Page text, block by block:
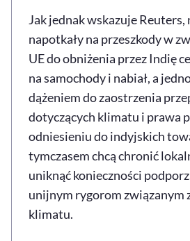
Jak jednak wskazuje Reuters,
napotkały na przeszkody w
UE do obniżenia przez Indię
na samochody i nabiał, a
dążeniem do zaostrzenia
dotyczących klimatu i prawa
odniesieniu do indyjskich
tymczasem chcą chronić
uniknąć konieczności
unijnym rygorom związanym
klimatu.